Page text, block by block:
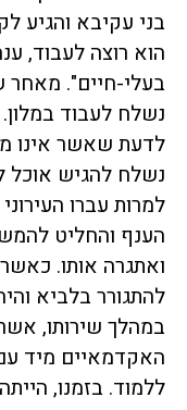
בני עקיבא והגיע
הוא רוצה לעבוד,
בעלי-חיים".
נשלח לעבוד
לדעת שאשר אינו
נשלח להגיש אוכל
למרות עברו
הענף והחליט
ואתגרה אותו.
להתגורר בלביא
במהלך שירותו,
האקדמאיים מיד
ללמוד. בזמנו,